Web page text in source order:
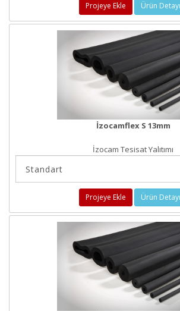
Projeye Ekle Ürün Detayı
İzocamflex S 13mm
İzocam Tesisat Yalıtımı
Projeye Ekle Ürün Detayı